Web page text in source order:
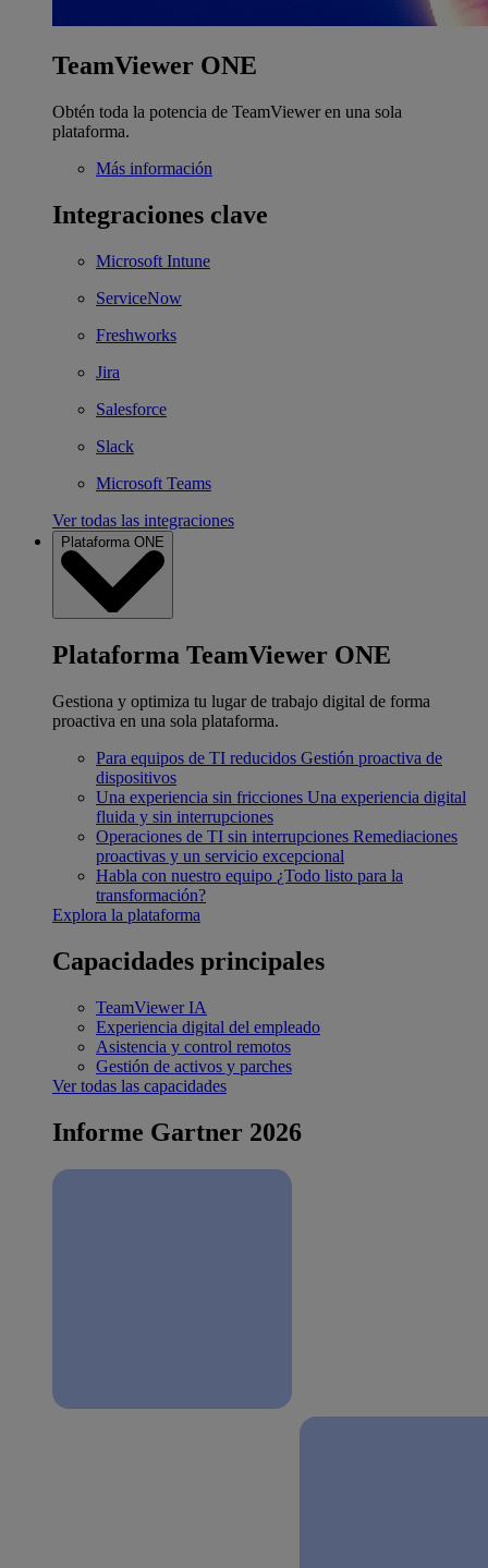
TeamViewer ONE
Obtén toda la potencia de TeamViewer en una sola
plataforma.
Más información
Integraciones clave
Microsoft Intune
ServiceNow
Freshworks
Jira
Salesforce
Slack
Microsoft Teams
Ver todas las integraciones
Plataforma ONE
Plataforma TeamViewer ONE
Gestiona y optimiza tu lugar de trabajo digital de forma
proactiva en una sola plataforma.
Para equipos de TI reducidos Gestión proactiva de
dispositivos
Una experiencia sin fricciones Una experiencia digital
fluida y sin interrupciones
Operaciones de TI sin interrupciones Remediaciones
proactivas y un servicio excepcional
Habla con nuestro equipo ¿Todo listo para la
transformación?
Explora la plataforma
Capacidades principales
TeamViewer IA
Experiencia digital del empleado
Asistencia y control remotos
Gestión de activos y parches
Ver todas las capacidades
Informe Gartner 2026